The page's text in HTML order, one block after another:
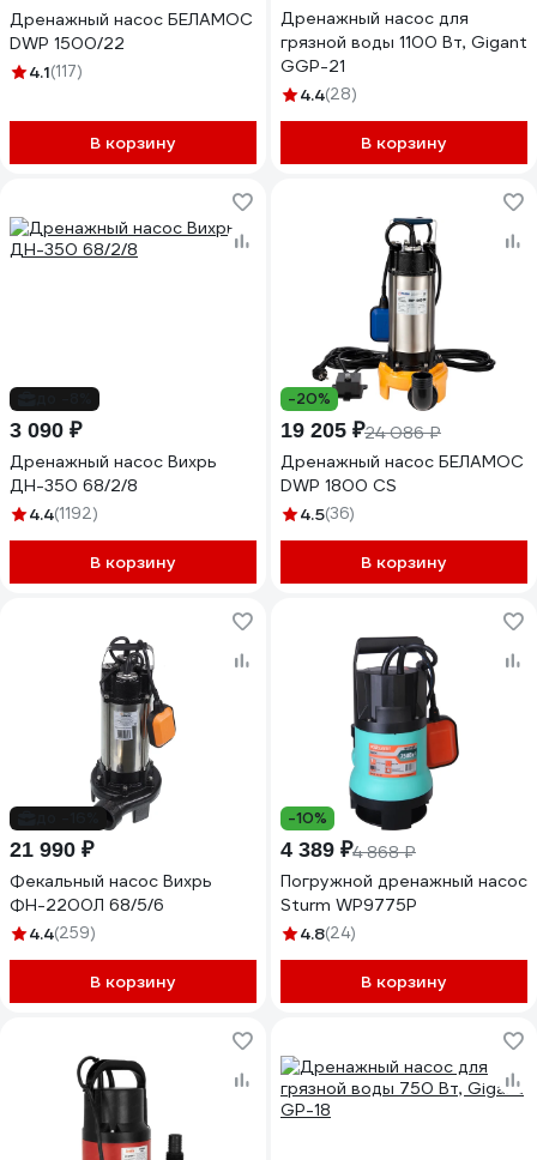
Дренажный насос БЕЛАМОС
DWP 1500/22
4.1(117)
В корзину
Дренажный насос для
грязной воды 1100 Вт, Gigant
GGP-21
4.4(28)
В корзину
3 090 ₽
Дренажный насос Вихрь
ДН-350 68/2/8
4.4(1192)
В корзину
-20%
19 205 ₽24 086 ₽
Дренажный насос БЕЛАМОС
DWP 1800 CS
4.5(36)
В корзину
21 990 ₽
Фекальный насос Вихрь
ФН-2200Л 68/5/6
4.4(259)
В корзину
-10%
4 389 ₽4 868 ₽
Погружной дренажный насос
Sturm WP9775P
4.8(24)
В корзину